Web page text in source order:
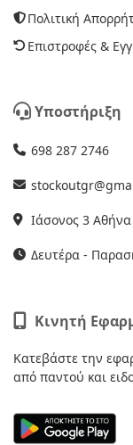
Πολιτική
Επιστροφές &
Υποστήριξη
698 287 2746
Ιάσονος 3 Αθήνα
Δευτέρα -
Κινητή
Κατεβάστε την
από παντού και